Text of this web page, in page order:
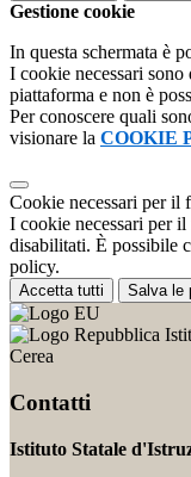
Gestione cookie
In questa schermata è
I cookie necessari
piattaforma e non è
Per conoscere quali
visionare la COOKIE
Cookie necessari per il
I cookie necessari per
disabilitati. È possibile
policy.
Accetta tutti Salva le
Cerea
Contatti
Istituto Statale